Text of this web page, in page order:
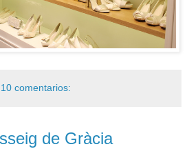
10 comentarios:
de Gràcia